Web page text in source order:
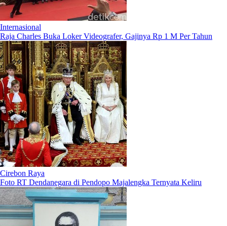
Internasional
Raja Charles Buka Loker Videografer, Gajinya Rp 1 M Per Tahun
Cirebon Raya
Foto RT Dendanegara di Pendopo Majalengka Ternyata Keliru